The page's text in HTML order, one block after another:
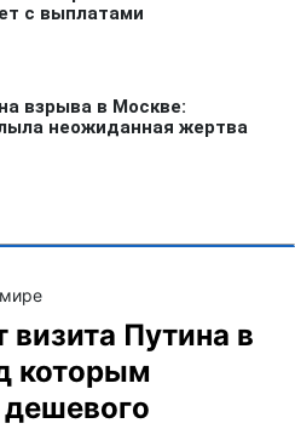
Путина в
которым
дешевого